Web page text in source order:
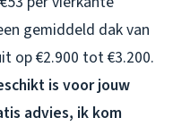
gemiddeld dak van
op €2.900 tot €3.200.
is voor jouw
advies, ik kom